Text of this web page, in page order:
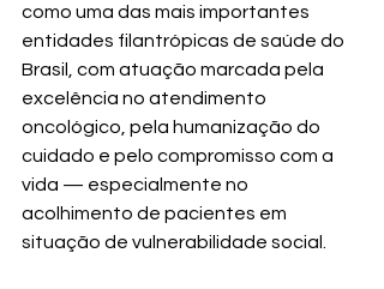
como uma das mais importantes
entidades filantrópicas de saúde do
Brasil, com atuação marcada pela
excelência no atendimento
oncológico, pela humanização do
cuidado e pelo compromisso com a
vida — especialmente no
acolhimento de pacientes em
situação de vulnerabilidade social.